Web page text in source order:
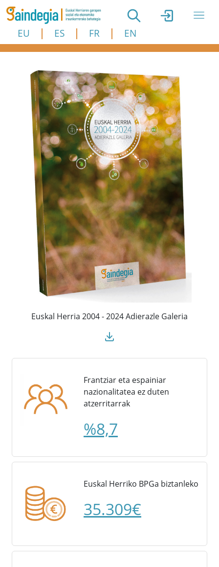
Skip to main content
EU ES FR EN
Euskal Herria 2004 - 2024 Adierazle Galeria
Frantziar eta espainiar
nazionalitatea ez duten
atzerritarrak
%8,7
Euskal Herriko BPGa biztanleko
35.309€